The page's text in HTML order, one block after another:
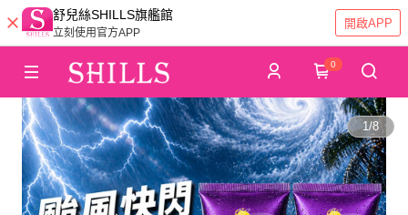
舒兒絲SHILLS旗艦館
立刻使用官方APP
開啟APP
0
1/8